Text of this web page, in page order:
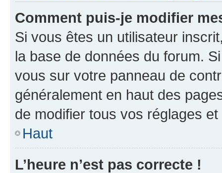
Comment puis-je modifier
Si vous êtes un utilisateur
la base de données du forum.
vous sur votre panneau de
généralement en haut des
de modifier tous vos réglages
Haut
L’heure n’est pas correcte !